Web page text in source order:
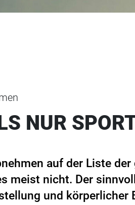
NUR
auf der Liste
meist nicht. Der
und körperlicher